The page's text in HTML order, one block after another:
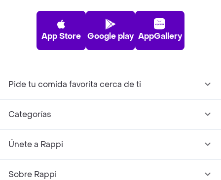
App Store Google play AppGallery
Pide tu comida favorita cerca de ti
Categorías
Únete a Rappi
Sobre Rappi